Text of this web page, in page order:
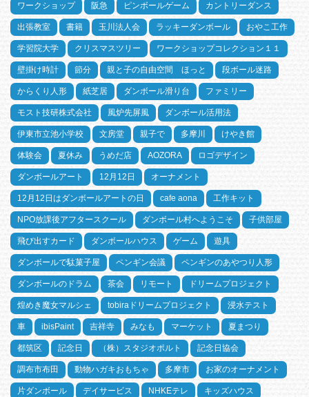
ワークショップ 阪急 ピンボールゲーム カントリーダンス
出張教室 書籍 玉川法人会 ラッキーダンボール おやこ工作
学習院大学 クリスマスツリー ワークショップコレクション１１
壁掛け時計 節分 親と子の自由空間 ほっと 段ボール迷路
からくり人形 紙芝居 ダンボール滑り台 ファミリー
モスト技研株式会社 風炉先屏風 ダンボール活用法
伊東市立池小学校 文房堂 親子で 多摩川 けやき館
体験会 夏休み うめだ店 AOZORA ロゴデザイン
ダンボールアート 12月12日 オーナメント
12月12日はダンボールアートの日 cafe aona 工作キット
NPO放課後アフタースクール ダンボール村へようこそ 子供部屋
飛び出すカード ダンボールハウス ゲーム 遊具
ダンボールで駄菓子屋 ペンギン会議 ペンギンのあやつり人形
ダンボールのドラム 茶会 リモート ドリームプロジェクト
煌めき魔女マルシェ tobiraドリームプロジェクト 浸水テスト
車 ibisPaint 吉祥寺 みなも マーケット 夏まつり
都筑区 記念日 （株）スタジオポルト 記念日協会
調布市布田 動物ハガキおもちゃ 多摩市 お家のオーナメント
片ダンボール デイサービス NHKEテレ キッズハウス